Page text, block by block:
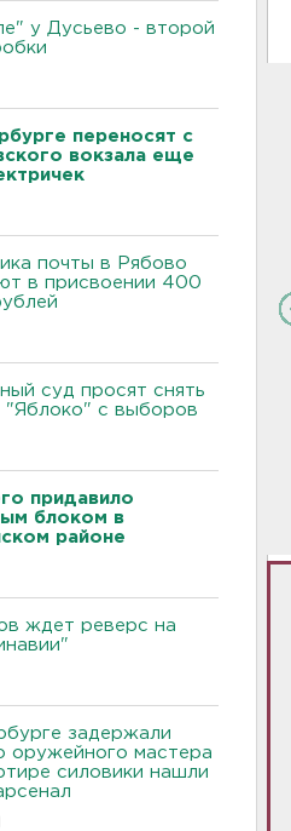
у Дусьево - второй
переносят с
вокзала еще
почты в Рябово
в присвоении 400
суд просят снять
"Яблоко" с выборов
придавило
блоком в
районе
ждет реверс на
задержали
оружейного мастера
силовики нашли